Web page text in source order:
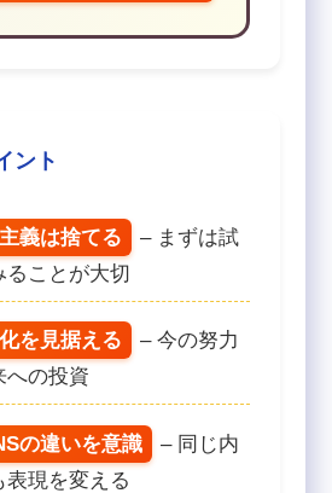
ント
義は捨てる
– まずは試
ることが大切
を見据える
– 今の努力
への投資
の違いを意識
– 同じ内
表現を変える